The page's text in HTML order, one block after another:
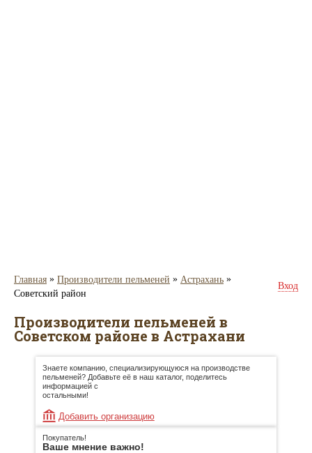
Главная » Производители пельменей » Астрахань »
Советский район
Вход
Производители пельменей в
Советском районе в Астрахани
Знаете компанию, специализирующуюся на производстве
пельменей? Добавьте её в наш каталог, поделитесь
информацией с
остальными!
Добавить организацию
Покупатель!
Ваше мнение важно!